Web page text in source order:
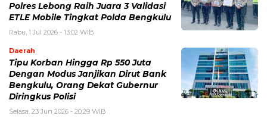
Polres Lebong Raih Juara 3 Validasi
ETLE Mobile Tingkat Polda Bengkulu
Rabu, 1 Jul 2026 - 13:02 WIB
Daerah
Tipu Korban Hingga Rp 550 Juta
Dengan Modus Janjikan Dirut Bank
Bengkulu, Orang Dekat Gubernur
Diringkus Polisi
Selasa, 23 Jun 2026 - 20:29 WIB